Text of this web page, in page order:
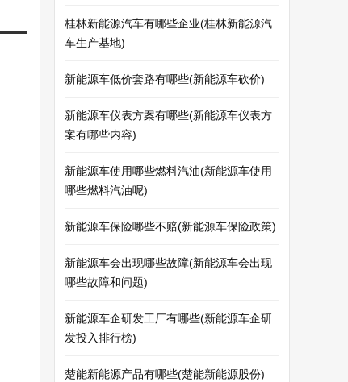
桂林新能源汽车有哪些企业(桂林新能源汽
车生产基地)
新能源车低价套路有哪些(新能源车砍价)
新能源车仪表方案有哪些(新能源车仪表方
案有哪些内容)
新能源车使用哪些燃料汽油(新能源车使用
哪些燃料汽油呢)
新能源车保险哪些不赔(新能源车保险政策)
新能源车会出现哪些故障(新能源车会出现
哪些故障和问题)
新能源车企研发工厂有哪些(新能源车企研
发投入排行榜)
楚能新能源产品有哪些(楚能新能源股份)